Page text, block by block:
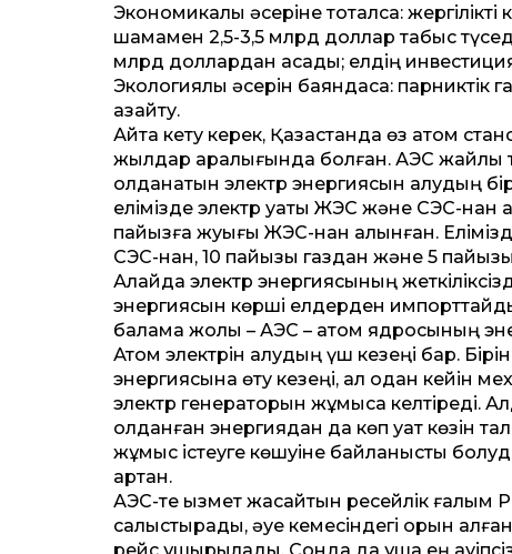
Экономикалық әсеріне тоқталсақ:
шамамен 2,5-3,5 млрд доллар табыс түседі);
млрд доллардан асады; елдің
Экологиялық әсерін баяндасақ:
азайту.
Айта кету керек, Қазақстанда өз атом
жылдар аралығында болған. АЭС жайлы
қолданатын электр энергиясын алудың
елімізде электр қуаты ЖЭС және СЭС-нан
пайызға жуығы ЖЭС-нан алынған.
СЭС-нан, 10 пайызы газдан және 5
Алайда электр энергиясының
энергиясын көрші елдерден импорттайды.
балама жолы – АЭС – атом ядросының
Атом электрін алудың үш кезеңі бар.
энергиясына өту кезеңі, ал одан кейін
электр генераторын жұмысқа келтіреді.
қолданған энергиядан да көп қуат көзін
жұмыс істеуге көшуіне байланысты
артқан.
АЭС-те қызмет жасайтын ресейлік
салыстырады, әуе кемесіндегі орын